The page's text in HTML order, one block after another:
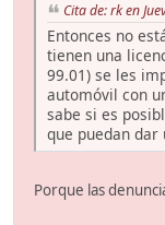
Cita de: rk en
Entonces no
tienen una
99.01) se les
automóvil con
sabe si es
que puedan dar
Porque las